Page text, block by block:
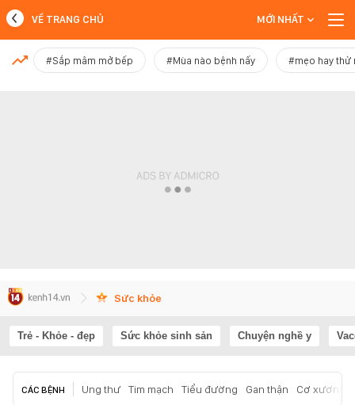
MỚI NHẤT
VỀ TRANG CHỦ MỚI NHẤT
#Sắp mâm mở bếp #Mùa nào bệnh nấy #mẹo hay thử
Sức khỏe
Trẻ - Khỏe - đẹp Sức khỏe sinh sản Chuyện nghề y
CÁC BỆNH Ung thư Tim mạch Tiểu đường Gan thận Cơ xương